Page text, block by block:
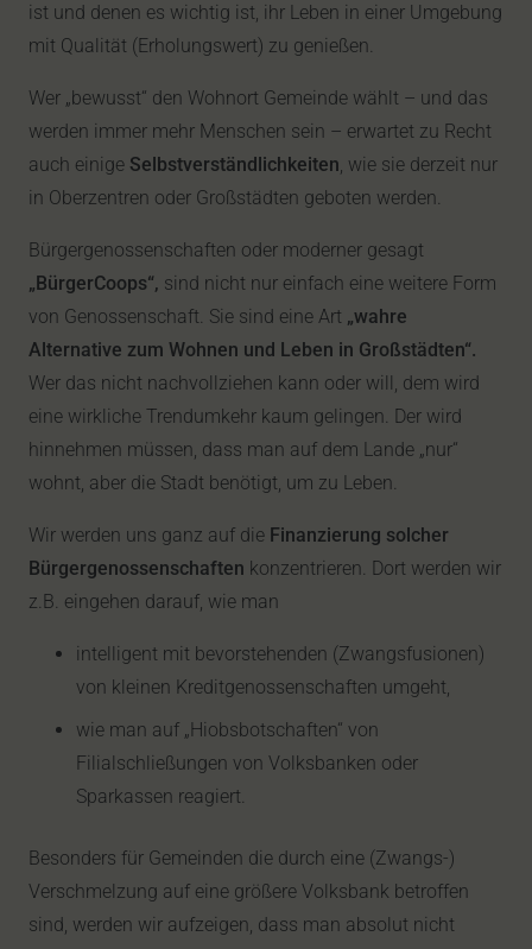
ist und denen es wichtig ist, ihr Leben in einer Umgebung
mit Qualität (Erholungswert) zu genießen.
Wer „bewusst“ den Wohnort Gemeinde wählt – und das
werden immer mehr Menschen sein – erwartet zu Recht
auch einige Selbstverständlichkeiten, wie sie derzeit nur
in Oberzentren oder Großstädten geboten werden.
Bürgergenossenschaften oder moderner gesagt
„BürgerCoops“, sind nicht nur einfach eine weitere Form
von Genossenschaft. Sie sind eine Art „wahre
Alternative zum Wohnen und Leben in Großstädten“.
Wer das nicht nachvollziehen kann oder will, dem wird
eine wirkliche Trendumkehr kaum gelingen. Der wird
hinnehmen müssen, dass man auf dem Lande „nur“
wohnt, aber die Stadt benötigt, um zu Leben.
Wir werden uns ganz auf die Finanzierung solcher
Bürgergenossenschaften konzentrieren. Dort werden wir
z.B. eingehen darauf, wie man
intelligent mit bevorstehenden (Zwangsfusionen)
von kleinen Kreditgenossenschaften umgeht,
wie man auf „Hiobsbotschaften“ von
Filialschließungen von Volksbanken oder
Sparkassen reagiert.
Besonders für Gemeinden die durch eine (Zwangs-)
Verschmelzung auf eine größere Volksbank betroffen
sind, werden wir aufzeigen, dass man absolut nicht